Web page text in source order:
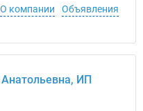
О компании
Объявления
ИП